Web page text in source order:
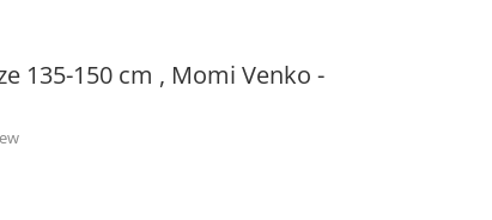
135-150 cm , Momi Venko -